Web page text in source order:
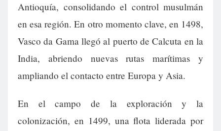
Antioquía, consolidando el control musulmán
en esa región. En otro momento clave, en 1498,
Vasco da Gama llegó al puerto de Calcuta en la
India, abriendo nuevas rutas marítimas y
ampliando el contacto entre Europa y Asia.
En el campo de la exploración y la
colonización, en 1499, una flota liderada por